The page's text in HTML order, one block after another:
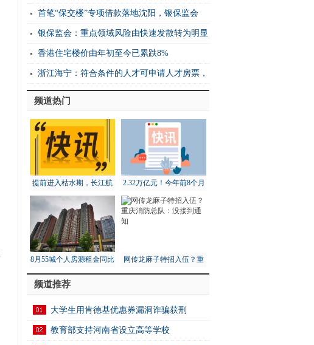
首笔“保交楼”专项借款落地沈阳，银保监会
银保监会：重点领域风险由快速发散转为明显
香港住宅楼价由年初至今已累跌8%
浙江海宁：符合条件的人才可申请人才房票，
频道热门
提前进入枯水期，长江航
道局全面部署维护工作
2.32万亿元！今年前8个月
北京地区进出口增长18.3%
8月55城个人房源租金同比
降1%，租赁市场量价齐跌
网传龙麻子特招入伍？重
庆消防总队：没接到通知
频道推荐
大学生用肯德基优惠券漏洞诈骗获刑
教育部支持河南省设立高等学校